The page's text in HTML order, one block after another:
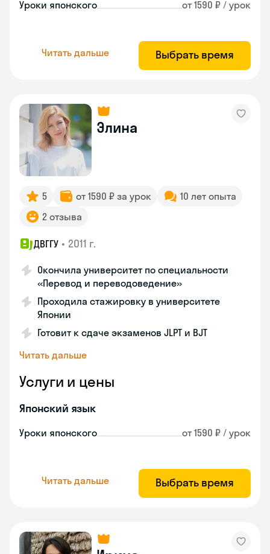
Уроки японского от 1590 ₽ / урок
Читать дальше Выбрать время
Элина
5 от 1590 ₽ за урок
10 лет опыта
2 отзыва
ДВГГУ • 2011 г.
Окончила университет по специальности
«Перевод и переводоведение»
Проходила стажировку в университете
Японии
Готовит к сдаче экзаменов JLPT и BJT
Читать дальше
Услуги и цены
Японский язык
Уроки японского от 1590 ₽ / урок
Читать дальше Выбрать время